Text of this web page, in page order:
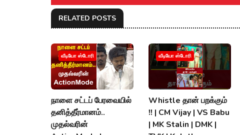
RELATED POSTS
வீடியோ ஸ்டோரி
நாளை சட்டப் பேரவையில்
தனித்தீர்மானம்..
முதல்வரின்
வீடியோ ஸ்டோரி
Whistle தான் பறக்கும்
!! | CM Vijay | VS Babu
| MK Stalin | DMK |